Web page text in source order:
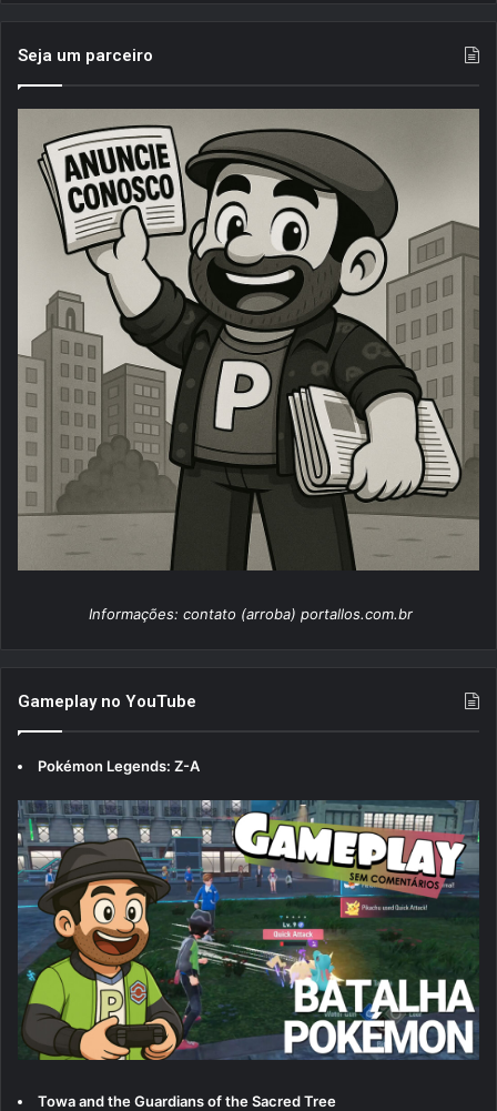
Seja um parceiro
Informações: contato (arroba) portallos.com.br
Gameplay no YouTube
Pokémon Legends: Z-A
Towa and the Guardians of the Sacred Tree